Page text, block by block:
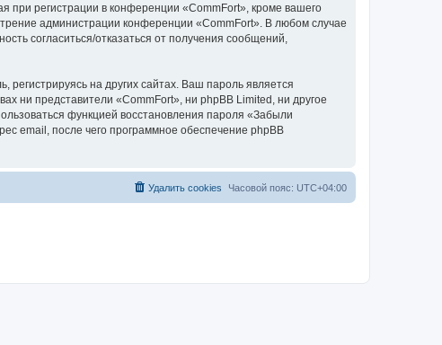
регистрации в конференции «CommFort», кроме вашего
администрации конференции «CommFort». В любом случае
согласиться/отказаться от получения сообщений,
на других сайтах. Ваш пароль является
ни представители «CommFort», ни phpBB Limited, ни другое
функцией восстановления пароля «Забыли
email, после чего программное обеспечение phpBB
Часовой пояс: UTC+04:00
Удалить cookies